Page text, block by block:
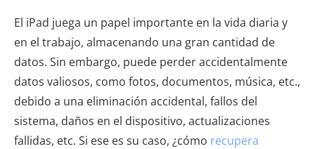
El iPad juega un papel importante en la vida diaria y
en el trabajo, almacenando una gran cantidad de
datos. Sin embargo, puede perder accidentalmente
datos valiosos, como fotos, documentos, música, etc.,
debido a una eliminación accidental, fallos del
sistema, daños en el dispositivo, actualizaciones
fallidas, etc. Si ese es su caso, ¿cómo recupera